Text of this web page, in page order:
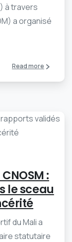
à travers
a organisé
Read more
0 -
:
le sceau
du Mali a
statutaire